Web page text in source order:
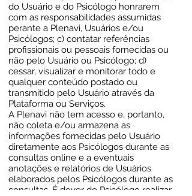
do Usuário e do Psicólogo honrarem
com as responsabilidades assumidas
perante a Plenavi, Usuários e/ou
Psicólogos; c) contatar referências
profissionais ou pessoais fornecidas ou
não pelo Usuário ou Psicólogo; d)
cessar, visualizar e monitorar todo e
qualquer conteúdo postado ou
transmitido pelo Usuário através da
Plataforma ou Serviços.
A Plenavi não tem acesso e, portanto,
não coleta e/ou armazena as
informações fornecidas pelo Usuário
diretamente aos Psicólogos durante as
consultas online e a eventuais
anotações e relatórios de Usuários
elaborados pelos Psicólogos durante as
consultas. É dever do Psicólogo realizar